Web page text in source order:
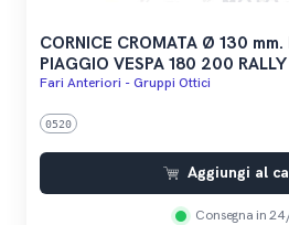
CORNICE CROMATA Ø 130 mm.
PIAGGIO VESPA 180 200
Fari Anteriori - Gruppi Ottici
0520
Aggiungi al
Consegna in